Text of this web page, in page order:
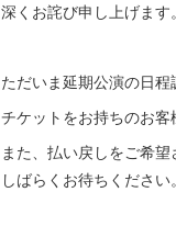
深くお詫び申し上げます。
ただいま延期公演の日程
チケットをお持ちのお客
また、払い戻しをご希
しばらくお待ちください。